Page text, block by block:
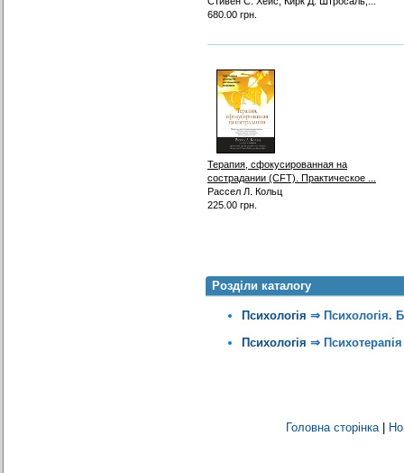
680.00 грн.
Терапия, сфокусированная на
сострадании (CFT). Практическое ...
Рассел Л. Кольц
225.00 грн.
Розділи каталогу
Психологія ⇒ Психологія.
Психологія ⇒ Психотерапія
Головна сторінка|